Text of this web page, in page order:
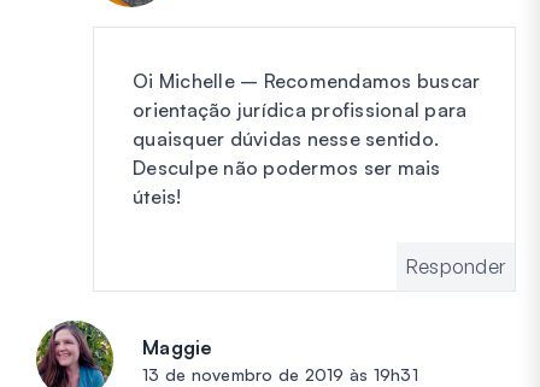
Oi Michelle – Recomendamos buscar
orientação jurídica profissional para
quaisquer dúvidas nesse sentido.
Desculpe não podermos ser mais
úteis!
Responder
Maggie
13 de novembro de 2019 às 19h31